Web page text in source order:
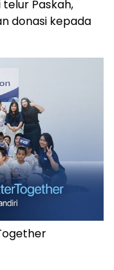
Paskah,
donasi kepada